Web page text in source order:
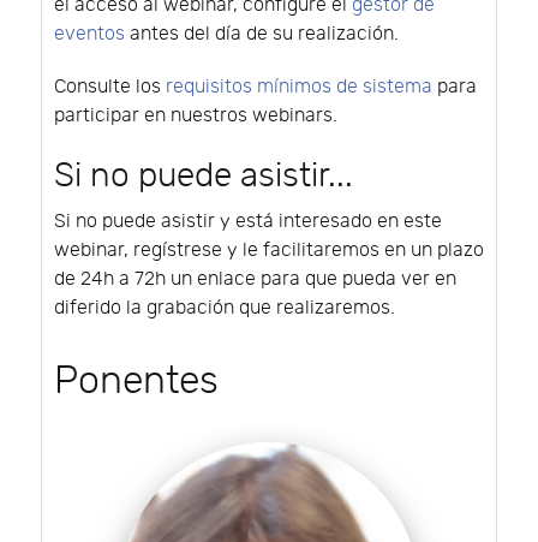
el acceso al webinar, configure el gestor de
eventos antes del día de su realización.
Consulte los requisitos mínimos de sistema para
participar en nuestros webinars.
Si no puede asistir...
Si no puede asistir y está interesado en este
webinar, regístrese y le facilitaremos en un plazo
de 24h a 72h un enlace para que pueda ver en
diferido la grabación que realizaremos.
Ponentes